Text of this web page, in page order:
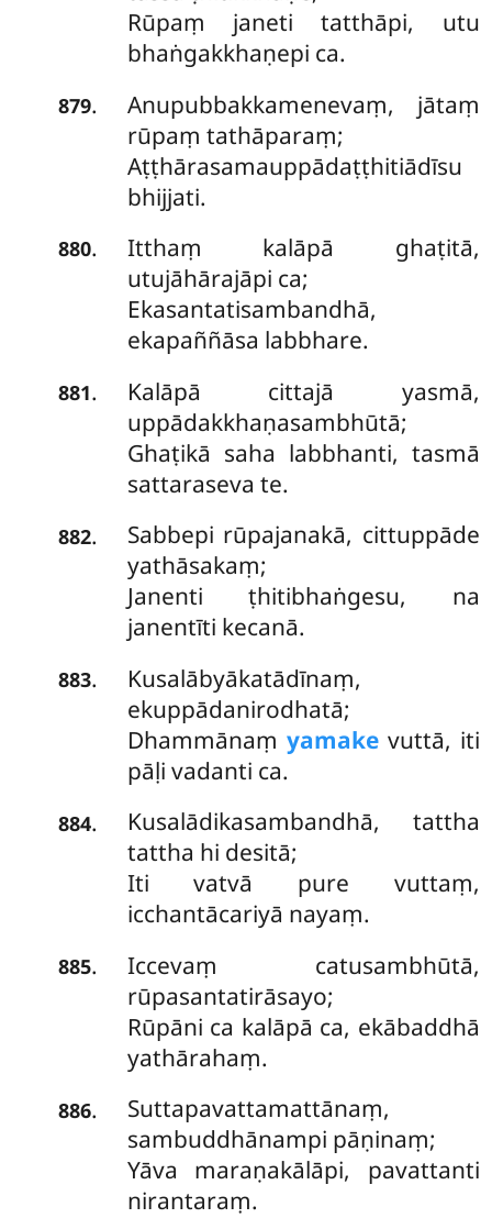
Rūpaṃ janeti tatthāpi, utu
bhaṅgakkhaṇepi ca.
879.
Anupubbakkamenevaṃ, jātaṃ
rūpaṃ tathāparaṃ;
Aṭṭhārasamauppādaṭṭhitiādīsu
bhijjati.
880.
Itthaṃ kalāpā ghaṭitā,
utujāhārajāpi ca;
Ekasantatisambandhā,
ekapaññāsa labbhare.
881.
Kalāpā cittajā yasmā,
uppādakkhaṇasambhūtā;
Ghaṭikā saha labbhanti, tasmā
sattaraseva te.
882.
Sabbepi rūpajanakā, cittuppāde
yathāsakaṃ;
Janenti ṭhitibhaṅgesu, na
janentīti kecanā.
883.
Kusalābyākatādīnaṃ,
ekuppādanirodhatā;
Dhammānaṃ yamakevuttā, iti
pāḷi vadanti ca.
884.
Kusalādikasambandhā, tattha
tattha hi desitā;
Iti vatvā pure vuttaṃ,
icchantācariyā nayaṃ.
885.
Iccevaṃ catusambhūtā,
rūpasantatirāsayo;
Rūpāni ca kalāpā ca, ekābaddhā
yathārahaṃ.
886.
Suttapavattamattānaṃ,
sambuddhānampi pāṇinaṃ;
Yāva maraṇakālāpi, pavattanti
nirantaraṃ.